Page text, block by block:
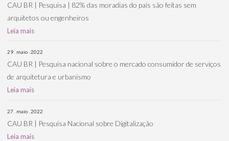
CAU BR | Pesquisa | 82% das moradias do país são feitas sem
arquitetos ou engenheiros
Leia mais
29 . maio . 2022
CAU BR | Pesquisa nacional sobre o mercado consumidor de serviços
de arquitetura e urbanismo
Leia mais
27 . maio . 2022
CAU BR | Pesquisa Nacional sobre Digitalização
Leia mais